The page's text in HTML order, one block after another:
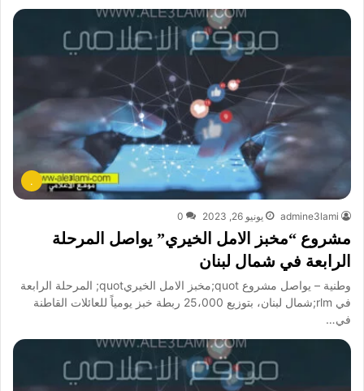
.
admine3lami يونيو 26, 2023 0
مشروع “مخبز الامل الخيري” يواصل المرحلة
الرابعة في ‏شمال لبنان
وطنية – يواصل مشروع quot;مخبز الامل الخيريquot; المرحلة الرابعة
في rlm;شمال لبنان، بتوزيع 25،000 ربطة خبز يومياً للعائلات القاطنة
في…